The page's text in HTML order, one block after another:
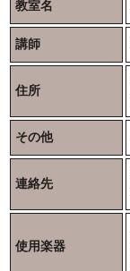
教室名
講師
住所
その他
連絡先
使用楽器